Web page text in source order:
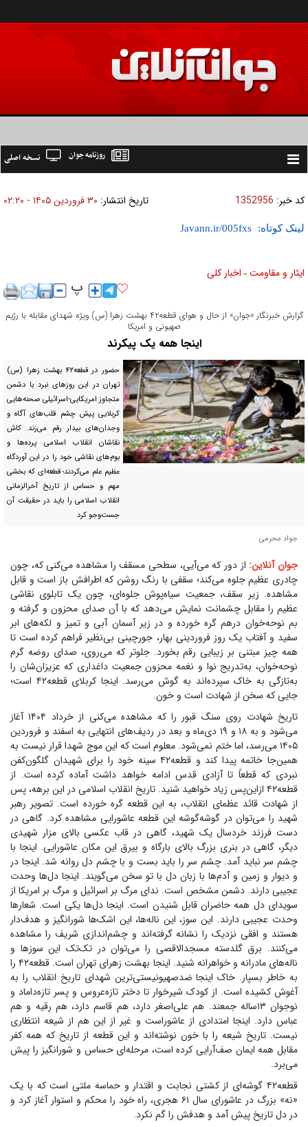
Toggle
نسخه اصلی روزنامه جوان
کد خبر: 1352956 تاریخ انتشار: ۳۰ فروردين ۱۴۰۵ - ۰۲:۲۰
لینک کوتاه:
ایثار و مقاومت » اخبار كلی
گزارش خبرنگار «جوان» از حال و هوای قطعه۴۲ بهشت زهرا (س) ویژه شهدای مقابله با رژیم
صهیونی و امریکا
اینجا همه یک پیکرند
حضور در قطعه۴۲ بهشت زهرا (س)
تهران در این روز‌های نبرد با دشمن
متجاوز امریکایی-اسرائیلی صحنه‌هایی
کربلایی پیش چشم قلب‌های آگاه و
وجدان‌های بیدار رقم می‌زند. کاش
نقاشان انقلاب اسلامی پرده‌ها و
بوم‌های نقاشی خود را در این آوردگاه
عظیم علم می‌کردند؛ قطعه‌ای که بخشی
مهم و حساس از تاریخ آخرالزمانی
انقلاب اسلامی را باید در حقیقت آن
جست‌و‌جو کرد
جواد محرمی
جوان آنلاین: از دور که می‌آیی، سطحی مسقف را مشاهده می‌کنی که، چون
چادری عظیم جلوه می‌کند؛ سقفی با رنگ روشن که اطرافش باز است و قابل
مشاهده. زیر سقف، جمعیت سیاه‌پوش جلوه‌ای، چون یک تابلوی نقاشی
عظیم را مقابل چشمانت نمایش می‌دهد که با آن صدای محزون و گرفته و
بم نوحه‌خوان درهم گره خورده و در زیر آسمان آبی و تمیز و لکه‌های ابر
سفید و آفتاب یک روز فروردینی بهار، جورچینی بی‌نظیر فراهم کرده است تا
همه چیز مبتنی بر زیبایی رقم بخورد. جلوتر که می‌روی، صدای روضه گرم
نوحه‌خوان، به‌تدریج نوا و نغمه محزون جمعیت داغداری که عزیزان‌شان را
به‌تازگی به خاک سپرده‌اند به گوش می‌رسد. اینجا کربلای قطعه۴۲ است؛
جایی که سخن از شهادت است و خون.
تاریخ شهادت روی سنگ قبور را که مشاهده می‌کنی از خرداد ۱۴۰۴ آغاز
می‌شود و به ۱۸ و ۱۹ دی‌ماه و بعد در ردیف‌های انتهایی به اسفند و فروردین
۱۴۰۵ می‌رسد، اما ختم نمی‌شود. معلوم است که این موج شهدا قرار نیست به
همین‌جا خاتمه پیدا کند و قطعه۴۲ سینه خود را برای شهیدان گلگون‌کفن
نبردی که قطعاً تا آزادی قدس ادامه خواهد داشت آماده کرده است. از
قطعه۴۲ ازاین‌پس زیاد خواهید شنید. تاریخ انقلاب اسلامی در این برهه، پس
از شهادت قائد عظمای انقلاب، به این قطعه گره خورده است. تصویر رهبر
شهید را می‌توان در گوشه‌گوشه این قطعه عاشورایی مشاهده کرد. گاهی در
دست فرزند خردسال یک شهید، گاهی در قاب عکسی بالای مزار شهیدی
دیگر، گاهی در بنری بزرگ بالای بارگاه و بیرق این مکان عاشورایی. اینجا با
چشم سر نباید آمد. چشم سر را باید بست و با چشم دل روانه شد. اینجا در
و دیوار و زمین و آدم‌ها با زبان دل با تو سخن می‌گویند. اینجا دل‌ها وحدت
عجیبی دارند. دشمن مشخص است. ندای مرگ بر اسرائیل و مرگ بر امریکا از
سویدای دل همه حاضران قابل شنیدن است. اینجا دل‌ها یکی است. شعار‌ها
وحدت عجیبی دارند. این سوز، این ناله‌ها، این اشک‌ها شورانگیز و هدف‌دار
هستند و افقی نزدیک را نشانه گرفته‌اند و چشم‌اندازی شریف را مشاهده
می‌کنند. برق گلدسته مسجدالاقصی را می‌توان در تک‌تک این سوز‌ها و
ناله‌های مادرانه و خواهرانه شنید. اینجا بهشت زهرای تهران است. قطعه۴۲ را
به خاطر بسپار. خاک اینجا ضدصهیونیستی‌ترین شهدای تاریخ انقلاب را به
آغوش کشیده است. از کودک شیرخوار تا دختر تازه‌عروس و پسر تازه‌داماد و
نوجوان ۱۳‌ساله جمعند. هم علی‌اصغر دارد، هم قاسم دارد، هم رقیه و هم
عباس دارد. اینجا امتدادی از عاشوراست و غیر از این هم از شیعه انتظاری
نیست. تاریخ شیعه را با خون نوشته‌اند و این قطعه از تاریخ که همه کفر
مقابل همه ایمان صف‌آرایی کرده است، مرحله‌ای حساس و شورانگیز را پیش
می‌برد.
قطعه۴۲ گوشه‌ای از کشتی نجابت و اقتدار و حماسه ملتی است که با یک
«نه» بزرگ در عاشورای سال ۶۱ هجری، راه خود را محکم و استوار آغاز کرد و
در دل تاریخ پیش آمد و هدفش را گم نکرد.